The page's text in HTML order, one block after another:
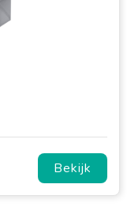
Bekijk